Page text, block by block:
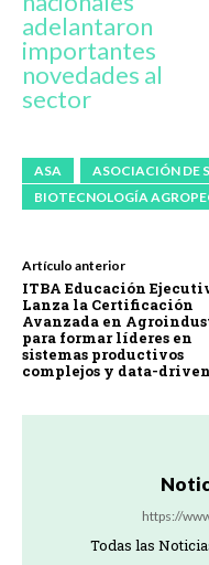
adelantaron
importantes
novedades al
sector
ASA
ASOCIACIÓN DE
BIOTECNOLOGÍA
Artículo anterior
ITBA Educación
Lanza la Certificación
Avanzada en
para formar líderes en
sistemas productivos
complejos y data-
https://
Todas las